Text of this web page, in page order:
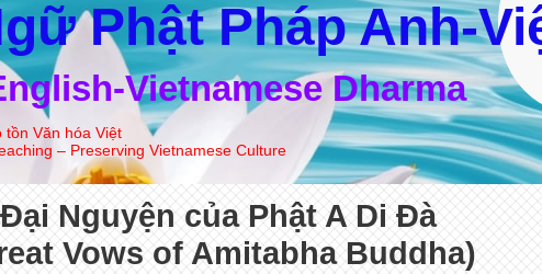
Phật Pháp Anh-
Vietnamese Dharma
tồn Văn hóa Việt
– Preserving Vietnamese Culture
Nguyện của Phật A Di Đà
Vows of Amitabha Buddha)